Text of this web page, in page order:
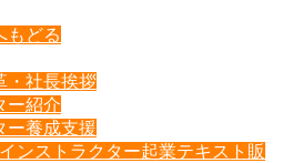
もどる
・社長挨拶
ー紹介
ー養成支援
ンストラクター起業テキスト販